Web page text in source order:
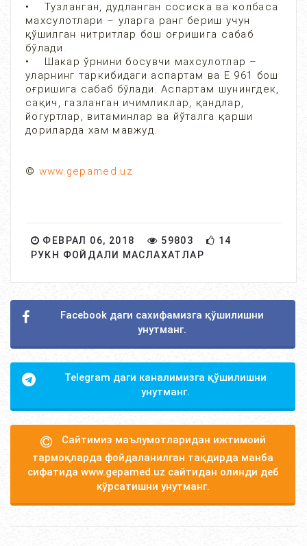
• Тузланган, дудланган сосиска ва колбаса
махсулотлари – уларга ранг бериш учун
қўшилган нитритлар бош оғришига сабаб
бўлади.
• Шакар ўрнини босувчи махсулотлар –
уларнинг таркибидаги аспартам ва Е 961 бош
оғришига сабаб бўлади. Аспартам шунингдек,
сақич, газланган ичимликлар, қандлар,
йогуртлар, витаминлар ва йўталга қарши
дориларда хам мавжуд.
© www.gepamed.uz
ФЕВРАЛ 06, 2018 59803
14
РУКН ФОЙДАЛИ МАСЛАХАТЛАР
Facebook даги сахифамизга қўшилишни
унутманг.
Telegram даги каналимизга қўшилишни
унутманг.
Сайтимиз маълумотларидан ижтимоий
тармоқларда фойдаланилган тақдирда манба
сифатида www.gepamed.uz сайтидан олинди деб
кўрсатишни унутманг.